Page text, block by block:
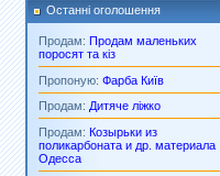
Останні оголошення
Продам: Продам маленьких
поросят та кіз
Пропоную: Фарба Київ
Продам: Дитяче ліжко
Продам: Козырьки из
поликарбоната и др. материала
Одесса